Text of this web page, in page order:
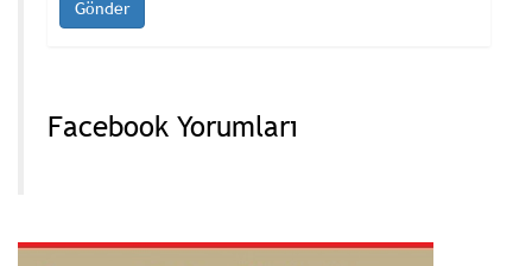
Facebook Yorumları